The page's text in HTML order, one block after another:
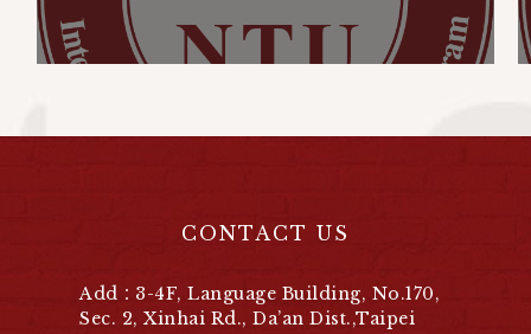
CONTACT US
Add：3-4F, Language Building, No.170,
Sec. 2, Xinhai Rd., Da’an Dist.,Taipei